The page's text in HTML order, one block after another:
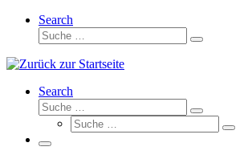
Search
Suche
Suche
Search
Suche
Suche
Suche
Suche
Menü